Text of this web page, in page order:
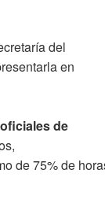
del
en
oficiales de
de 75% de